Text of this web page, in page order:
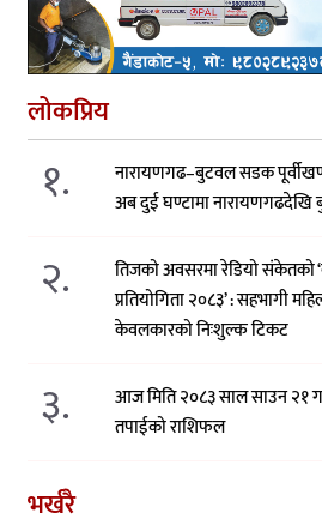
लोकप्रिय
१.
नारायणगढ–बुटवल सडक
अब दुई घण्टामा
२.
तिजको अवसरमा रेडियो संकेतको
प्रतियोगिता २०८३’ : सहभागी
केवलकारको निःशुल्क टिकट
३.
आज मिति २०८३ साल साउन २१
तपाईको राशिफल
भर्खरै